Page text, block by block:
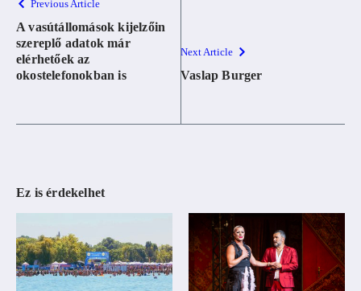
Previous Article
A vasútállomások kijelzőin
szereplő adatok már
elérhetőek az
okostelefonokban is
Next Article
Vaslap Burger
Ez is érdekelhet